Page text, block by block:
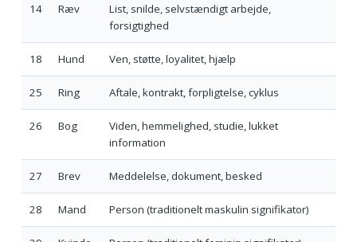
14 Ræv
List, snilde, selvstændigt arbejde,
forsigtighed
18 Hund Ven, støtte, loyalitet, hjælp
25 Ring Aftale, kontrakt, forpligtelse, cyklus
26 Bog
Viden, hemmelighed, studie, lukket
information
27 Brev Meddelelse, dokument, besked
28 Mand Person (traditionelt maskulin signifikator)